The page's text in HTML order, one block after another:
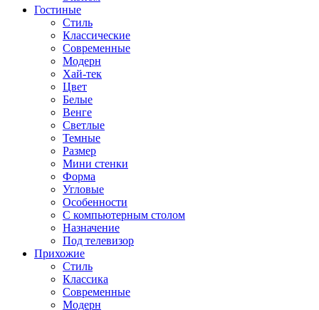
Гостиные
Стиль
Классические
Современные
Модерн
Хай-тек
Цвет
Белые
Венге
Светлые
Темные
Размер
Мини стенки
Форма
Угловые
Особенности
С компьютерным столом
Назначение
Под телевизор
Прихожие
Стиль
Классика
Современные
Модерн